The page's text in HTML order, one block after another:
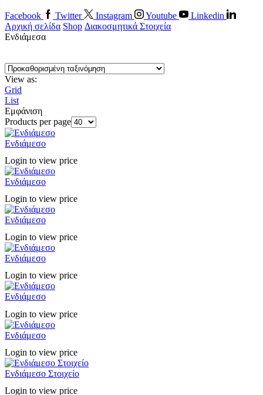
Facebook Twitter Instagram Youtube
Linkedin
Αρχική σελίδα Shop Διακοσμητικά Στοιχεία
Ενδιάμεσα
View as:
Grid
List
Εμφάνιση
Products per page
Ενδιάμεσο
Login to view price
Ενδιάμεσο
Login to view price
Ενδιάμεσο
Login to view price
Ενδιάμεσο
Login to view price
Ενδιάμεσο
Login to view price
Ενδιάμεσο
Login to view price
Ενδιάμεσο Στοιχείο
Login to view price